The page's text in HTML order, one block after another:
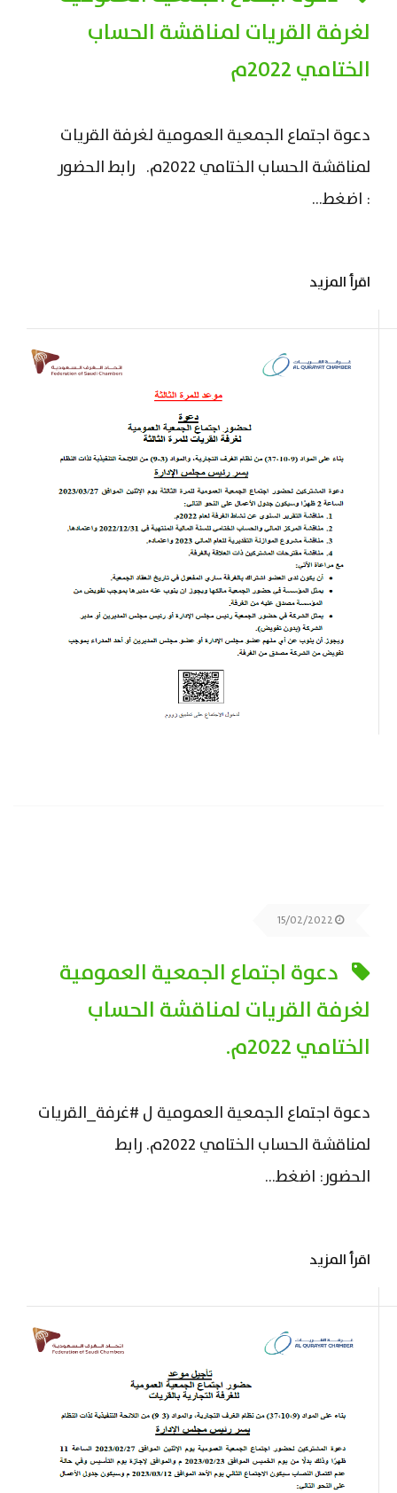
لغرفة القريات لمناقشة الحساب
الختامي 2022م
دعوة اجتماع الجمعية العمومية لغرفة القريات
لمناقشة الحساب الختامي 2022م. رابط الحضور
: اضغط...
اقرأ المزيد
دعوة اجتماع الجمعية العمومية
لغرفة القريات لمناقشة الحساب
الختامي 2022م.
دعوة اجتماع الجمعية العمومية ل #غرفة_القريات
لمناقشة الحساب الختامي 2022م. رابط
الحضور: اضغط...
اقرأ المزيد